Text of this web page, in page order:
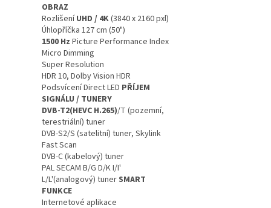
OBRAZ
RozlišeníUHD / 4K(3840 x 2160 pxl)
Úhlopříčka 127 cm (50")
1500 Hz Picture Performance Index
Micro Dimming
Super Resolution
HDR 10, Dolby Vision HDR
Podsvícení Direct LED PŘÍJEM
SIGNÁLU / TUNERY
DVB-T2(HEVC H.265)/T (pozemní,
terestriální) tuner
DVB-S2/S (satelitní) tuner, Skylink
Fast Scan
DVB-C (kabelový) tuner
PAL SECAM B/G D/K I/I'
L/L'(analogový) tunerSMART
FUNKCE
Internetové aplikace